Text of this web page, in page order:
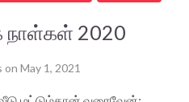
நாள்கள் 2020
on May 1, 2021